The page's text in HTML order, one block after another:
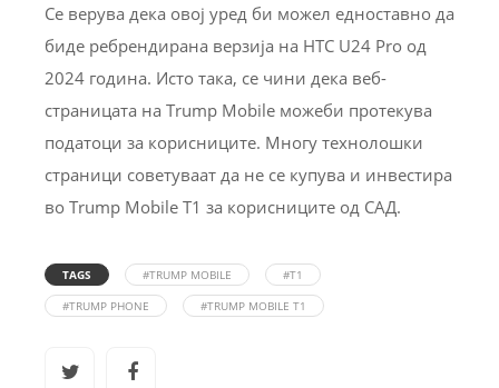
Се верува дека овој уред би можел едноставно да
биде ребрендирана верзија на HTC U24 Pro од
2024 година. Исто така, се чини дека веб-
страницата на Trump Mobile можеби протекува
податоци за корисниците. Многу технолошки
страници советуваат да не се купува и инвестира
во Trump Mobile T1 за корисниците од САД.
TAGS #TRUMP MOBILE
#Т1
#TRUMP PHONE
#TRUMP MOBILE T1